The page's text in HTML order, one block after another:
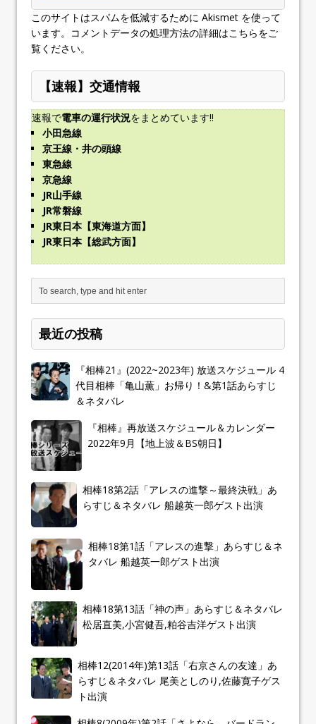
このサイトはスパムを低減するために Akismet を使って
います。
コメントデータの処理方法の詳細はこちらをご
覧ください。
【速報】交通情報
速報で電車の運行状況をまとめています!!
小田急線
京王線・井の頭線
東急線
京急線
JR山手線
JR常磐線
JR東日本【東海道方面】
JR東日本【総武方面】
最近の投稿
『相棒21』(2022~2023年) 放送スケジュール 4
代目相棒「亀山薫」お帰り！&第1話あらすじ
＆ネタバレ
『相棒』再放送スケジュール＆カレンダー
2022年9月【地上波＆BS朝日】
相棒18第2話「アレスの進撃～最終決戦」あ
らすじ＆ネタバレ 船越英一郎ゲスト出演
相棒18第1話「アレスの進撃」あらすじ＆ネ
タバレ 船越英一郎ゲスト出演
相棒18第13話「神の声」あらすじ＆ネタバレ
松居直美,小宮健吾,粕谷吉洋ゲスト出演
相棒12(2014年)第13話「右京さんの友達」あ
らすじ＆ネタバレ 尾美としのり,佐藤寛子ゲス
ト出演